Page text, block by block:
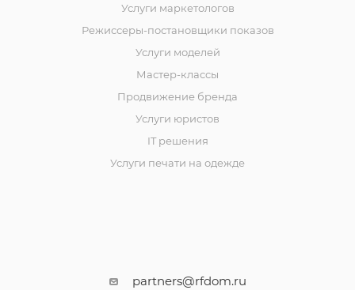
Услуги маркетологов
Режиссеры-постановщики показов
Услуги моделей
Мастер-классы
Продвижение бренда
Услуги юристов
IT решения
Услуги печати на одежде
partners@rfdom.ru